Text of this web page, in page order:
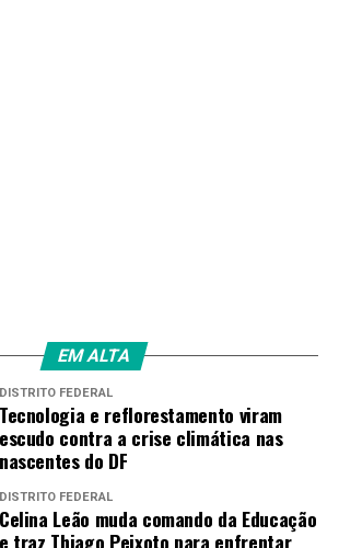
redes de ensino
entes federativos aderiram
àProva Nacional Docente (PND)
uma participação das redes de
capitais e 85% dos estados brasileiros,
EM ALTA
DISTRITO FEDERAL
Tecnologia e reflorestamento viram
escudo contra a crise climática nas
nascentes do DF
DISTRITO FEDERAL
Celina Leão muda comando da Educação
e traz Thiago Peixoto para enfrentar